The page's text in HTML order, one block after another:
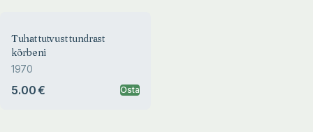
Tuhat tutvust tundrast
kõrbeni
1970
5.00 € Osta